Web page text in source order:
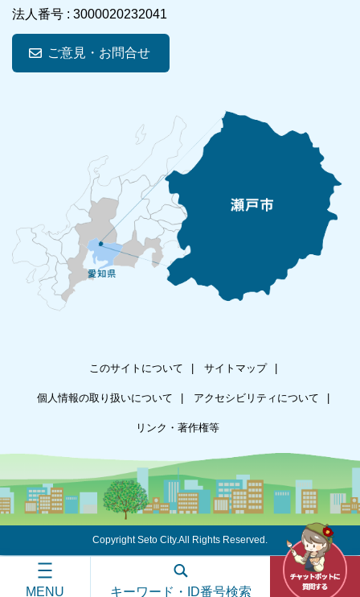
MENU キーワード・ID番号検索
法人番号 : 3000020232041
ご意見・お問合せ
このサイトについて サイトマップ
個人情報の取り扱いについて アクセシビリティについて
リンク・著作権等
Copyright Seto City.All Rights Reserved.